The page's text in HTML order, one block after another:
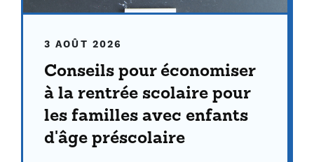
3 AOÛT 2026
Conseils pour économiser
à la rentrée scolaire pour
les familles avec enfants
d'âge préscolaire